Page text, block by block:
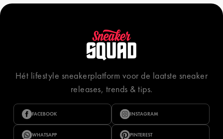
Hét lifestyle sneakerplatform voor de laatste sneaker
releases, trends & tips.
FACEBOOK INSTAGRAM
WHATSAPP PINTEREST